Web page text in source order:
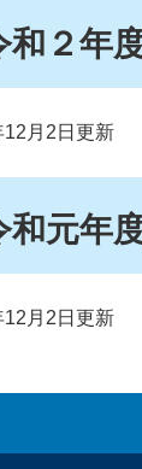
和２年
12月2日更新
和元年
12月2日更新